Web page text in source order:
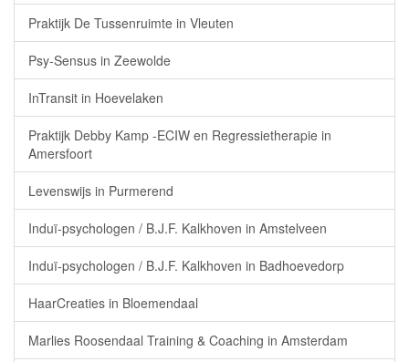
Praktijk De Tussenruimte in Vleuten
Psy-Sensus in Zeewolde
InTransit in Hoevelaken
Praktijk Debby Kamp -ECIW en Regressietherapie in
Amersfoort
Levenswijs in Purmerend
Induï-psychologen / B.J.F. Kalkhoven in Amstelveen
Induï-psychologen / B.J.F. Kalkhoven in Badhoevedorp
HaarCreaties in Bloemendaal
Marlies Roosendaal Training & Coaching in Amsterdam